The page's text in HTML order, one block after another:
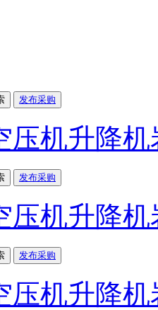
发布采购
压机升降机
发布采购
压机升降机
发布采购
压机升降机